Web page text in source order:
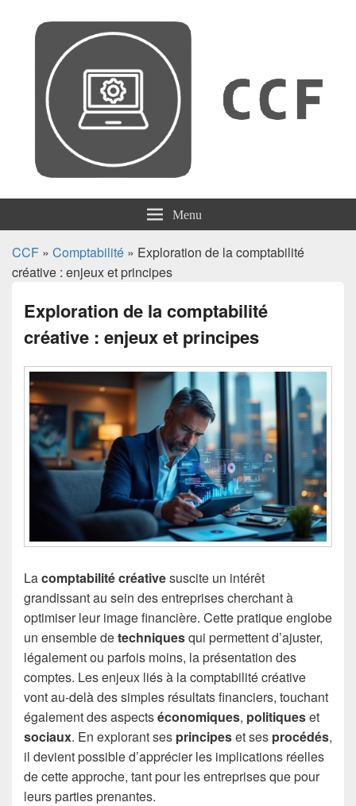
CCF Menu
CCF » Comptabilité » Exploration de la comptabilité
créative : enjeux et principes
Exploration de la comptabilité
créative : enjeux et principes
Lacomptabilité créativesuscite un intérêt
grandissant au sein des entreprises cherchant à
optimiser leur image financière. Cette pratique englobe
un ensemble detechniquesqui permettent d’ajuster,
légalement ou parfois moins, la présentation des
comptes. Les enjeux liés à la comptabilité créative
vont au-delà des simples résultats financiers, touchant
également des aspectséconomiques, politiqueset
sociaux. En explorant ses principeset ses procédés,
il devient possible d’apprécier les implications réelles
de cette approche, tant pour les entreprises que pour
leurs parties prenantes.